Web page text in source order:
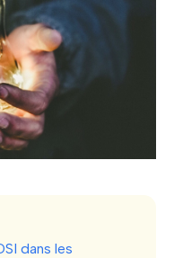
dans les